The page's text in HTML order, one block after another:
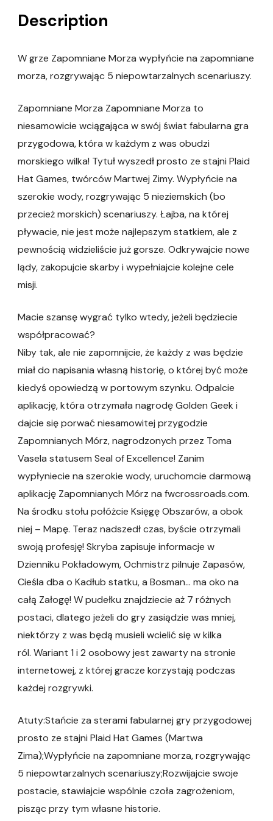
Description
W grze Zapomniane Morza wypłyńcie na zapomniane
morza, rozgrywając 5 niepowtarzalnych scenariuszy.
Zapomniane Morza Zapomniane Morza to
niesamowicie wciągająca w swój świat fabularna gra
przygodowa, która w każdym z was obudzi
morskiego wilka! Tytuł wyszedł prosto ze stajni Plaid
Hat Games, twórców Martwej Zimy. Wypłyńcie na
szerokie wody, rozgrywając 5 nieziemskich (bo
przecież morskich) scenariuszy. Łajba, na której
pływacie, nie jest może najlepszym statkiem, ale z
pewnością widzieliście już gorsze. Odkrywajcie nowe
lądy, zakopujcie skarby i wypełniajcie kolejne cele
misji.
Macie szansę wygrać tylko wtedy, jeżeli będziecie
współpracować?
Niby tak, ale nie zapomnijcie, że każdy z was będzie
miał do napisania własną historię, o której być może
kiedyś opowiedzą w portowym szynku. Odpalcie
aplikację, która otrzymała nagrodę Golden Geek i
dajcie się porwać niesamowitej przygodzie
Zapomnianych Mórz, nagrodzonych przez Toma
Vasela statusem Seal of Excellence! Zanim
wypłyniecie na szerokie wody, uruchomcie darmową
aplikację Zapomnianych Mórz na fwcrossroads.com.
Na środku stołu połóżcie Księgę Obszarów, a obok
niej – Mapę. Teraz nadszedł czas, byście otrzymali
swoją profesję! Skryba zapisuje informacje w
Dzienniku Pokładowym, Ochmistrz pilnuje Zapasów,
Cieśla dba o Kadłub statku, a Bosman… ma oko na
całą Załogę! W pudełku znajdziecie aż 7 różnych
postaci, dlatego jeżeli do gry zasiądzie was mniej,
niektórzy z was będą musieli wcielić się w kilka
ról. Wariant 1 i 2 osobowy jest zawarty na stronie
internetowej, z której gracze korzystają podczas
każdej rozgrywki.
Atuty:Stańcie za sterami fabularnej gry przygodowej
prosto ze stajni Plaid Hat Games (Martwa
Zima);Wypłyńcie na zapomniane morza, rozgrywając
5 niepowtarzalnych scenariuszy;Rozwijajcie swoje
postacie, stawiajcie wspólnie czoła zagrożeniom,
pisząc przy tym własne historie.